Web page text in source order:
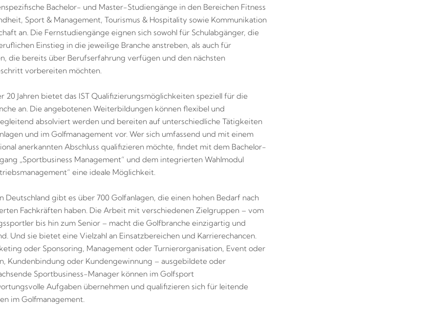
Bachelor- und Master-Studiengänge in den Bereichen Fitness
Sport & Management, Tourismus & Hospitality sowie Kommunikation
an. Die Fernstudiengänge eignen sich sowohl für Schulabgänger, die
Einstieg in die jeweilige Branche anstreben, als auch für
die bereits über Berufserfahrung verfügen und den nächsten
vorbereiten möchten.
20 Jahren bietet das IST Qualifizierungsmöglichkeiten speziell für die
an. Die angebotenen Weiterbildungen können flexibel und
absolviert werden und bereiten auf unterschiedliche Tätigkeiten
und im Golfmanagement vor. Wer sich umfassend und mit einem
anerkannten Abschluss qualifizieren möchte, findet mit dem Bachelor-
„Sportbusiness Management“ und dem integrierten Wahlmodul
eine ideale Möglichkeit.
Deutschland gibt es über 700 Golfanlagen, die einen hohen Bedarf nach
Fachkräften haben. Die Arbeit mit verschiedenen Zielgruppen – vom
bis hin zum Senior – macht die Golfbranche einzigartig und
Und sie bietet eine Vielzahl an Einsatzbereichen und Karrierechancen.
oder Sponsoring, Management oder Turnierorganisation, Event oder
Kundenbindung oder Kundengewinnung – ausgebildete oder
Sportbusiness-Manager können im Golfsport
Aufgaben übernehmen und qualifizieren sich für leitende
im Golfmanagement.